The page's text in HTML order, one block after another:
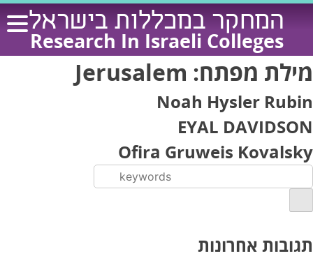
Skip
content
המחקר במכללות בישראל
Research In Israeli Colleges
מילת מפתח: Jerusalem
Noah Hysler Rubin
EYAL DAVIDSON
Ofira Gruweis Kovalsky
תגובות אחרונות